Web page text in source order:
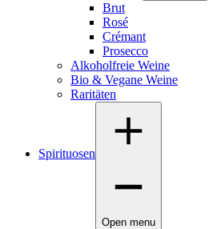
Brut
Rosé
Crémant
Prosecco
Alkoholfreie Weine
Bio & Vegane Weine
Raritäten
Spirituosen
Open menu